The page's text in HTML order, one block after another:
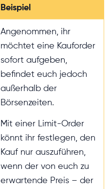
Beispiel
Angenommen, ihr
möchtet eine Kauforder
sofort aufgeben,
befindet euch jedoch
außerhalb der
Börsenzeiten.
Mit einer Limit-Order
könnt ihr festlegen, den
Kauf nur auszuführen,
wenn der von euch zu
erwartende Preis – der